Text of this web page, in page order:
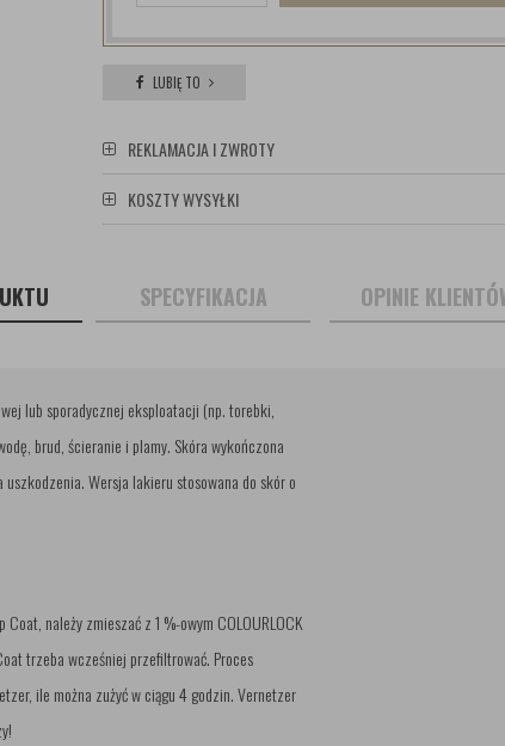
LUBIĘ TO
REKLAMACJA I ZWROTY
KOSZTY WYSYŁKI
SPECYFIKACJA OPINIE
lub sporadycznej eksploatacji (np. torebki,
brud, ścieranie i plamy. Skóra wykończona
Wersja lakieru stosowana do skór o
należy zmieszać z 1 %-owym COLOURLOCK
trzeba wcześniej przefiltrować. Proces
ile można zużyć w ciągu 4 godzin. Vernetzer